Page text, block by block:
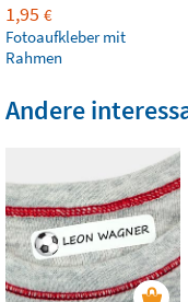
1,95 €
Fotoaufkleber mit
Rahmen
Andere